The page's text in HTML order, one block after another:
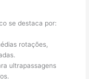
se destaca por:
rotações,
ultrapassagens